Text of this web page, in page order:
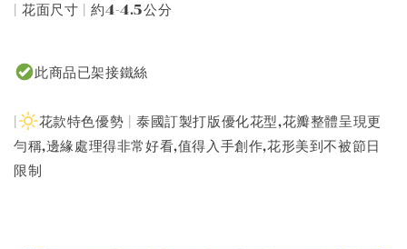
| 花面尺寸 | 約4-4.5公分
此商品已架接鐵絲
花款特色優勢 | 泰國訂製打版優化花型,花瓣整體呈現更
勻稱,邊緣處理得非常好看,值得入手創作,花形美到不被節日
限制